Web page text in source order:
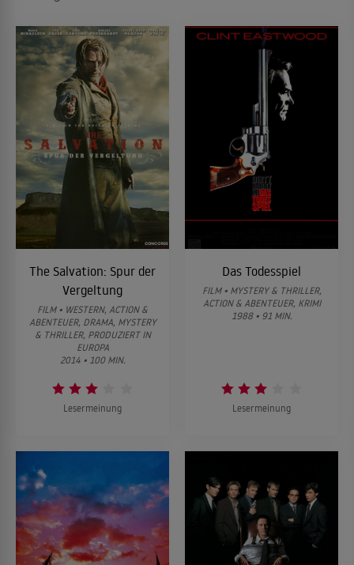
The Salvation: Spur der
Vergeltung
FILM • WESTERN, ACTION &
ABENTEUER, DRAMA, MYSTERY
& THRILLER, PRODUZIERT IN
EUROPA
2014 • 100 MIN.
Lesermeinung
Das Todesspiel
FILM • MYSTERY & THRILLER,
ACTION & ABENTEUER, KRIMI
1988 • 91 MIN.
Lesermeinung